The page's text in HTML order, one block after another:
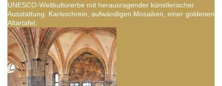
UNESCO-Weltkulturerbe mit herausragender künstlerischer
Ausstattung: Karlsschrein, aufwändigen Mosaiken, einer goldenen
Altartafel.